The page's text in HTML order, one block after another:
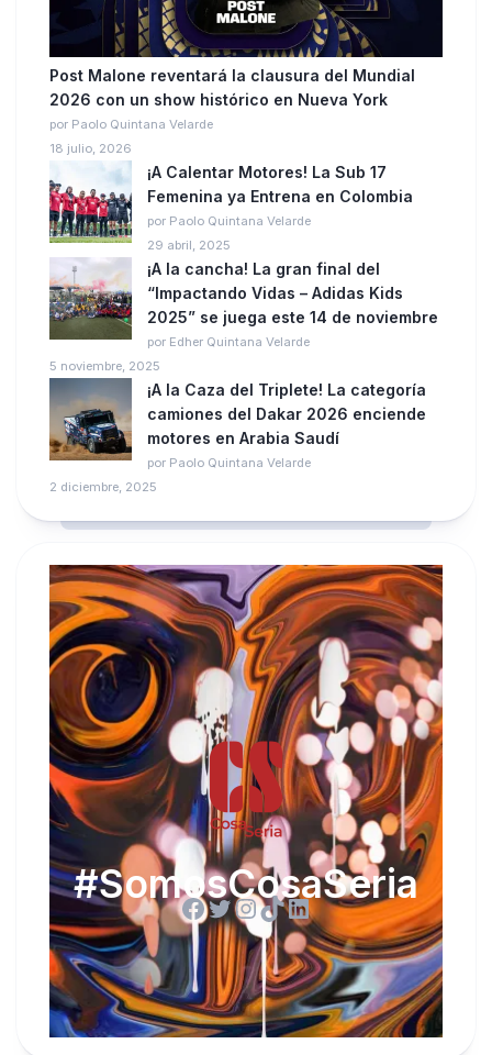
Post Malone reventará la clausura del Mundial
2026 con un show histórico en Nueva York
por Paolo Quintana Velarde
18 julio, 2026
¡A Calentar Motores! La Sub 17
Femenina ya Entrena en Colombia
por Paolo Quintana Velarde
29 abril, 2025
¡A la cancha! La gran final del
“Impactando Vidas – Adidas Kids
2025” se juega este 14 de noviembre
por Edher Quintana Velarde
5 noviembre, 2025
¡A la Caza del Triplete! La categoría
camiones del Dakar 2026 enciende
motores en Arabia Saudí
por Paolo Quintana Velarde
2 diciembre, 2025
#SomosCosaSeria
Facebook
Twitter
Instagram
TikTok
LinkedIn